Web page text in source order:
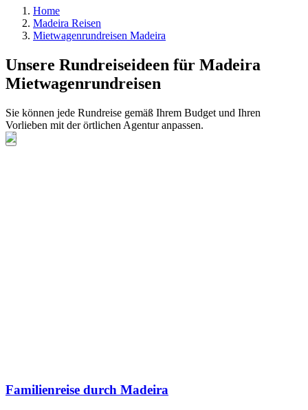
Home
Madeira Reisen
Mietwagenrundreisen Madeira
Unsere Rundreiseideen für Madeira
Mietwagenrundreisen
Sie können jede Rundreise gemäß Ihrem Budget und Ihren
Vorlieben mit der örtlichen Agentur anpassen.
Familienreise durch Madeira